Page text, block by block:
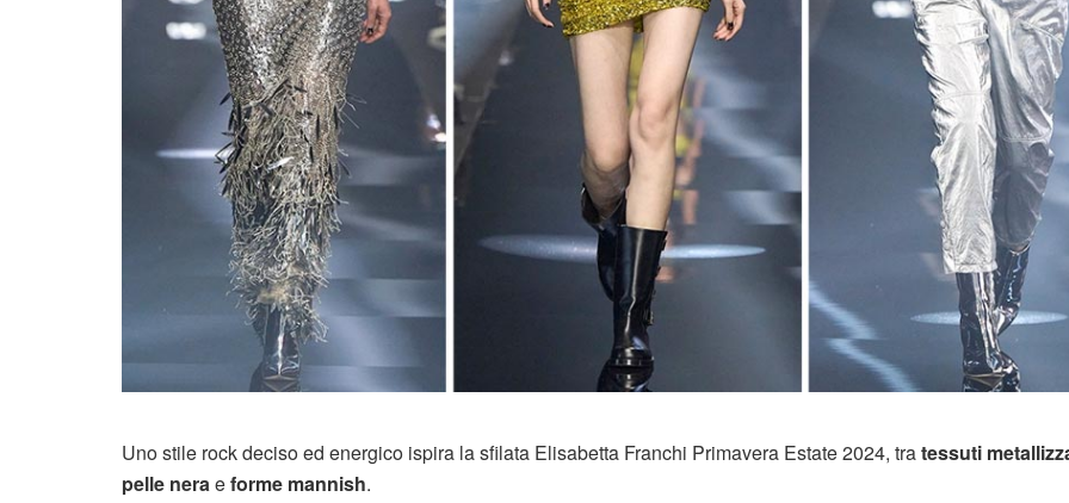
Uno stile rock deciso ed energico ispira la sfilata Elisabetta Franchi Primavera Estate 2024, tratessuti
pelle neraeforme mannish.